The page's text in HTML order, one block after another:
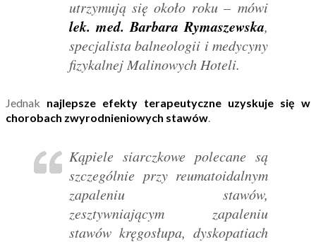
utrzymują się około roku – mówi
lek. med. Barbara Rymaszewska,
specjalista balneologii i medycyny
fizykalnej Malinowych Hoteli.
Jednak najlepsze efekty terapeutyczne uzyskuje się w
chorobach zwyrodnieniowych stawów
Kąpiele siarczkowe polecane są
szczególnie przy reumatoidalnym
zapaleniu stawów,
zesztywniającym zapaleniu
stawów kręgosłupa, dyskopatiach